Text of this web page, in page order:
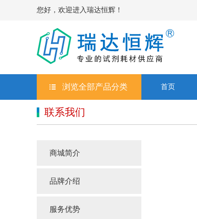
您好，欢迎进入瑞达恒辉！
浏览全部产品分类 首页
联系我们
商城简介
品牌介绍
服务优势